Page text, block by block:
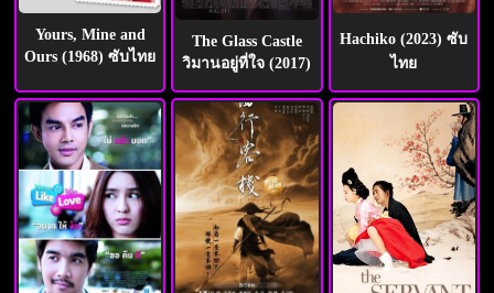
Yours, Mine and
Ours (1968) ซับไทย
The Glass Castle
วิมานอยู่ที่ใจ (2017)
Hachiko (2023) ซับ
ไทย